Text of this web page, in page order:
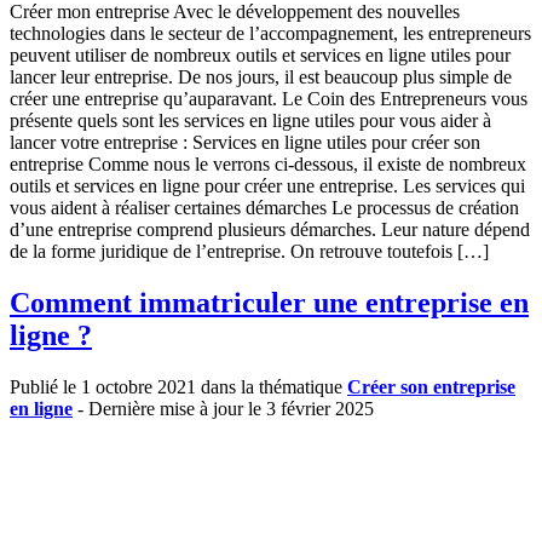
Créer mon entreprise Avec le développement des nouvelles
technologies dans le secteur de l’accompagnement, les entrepreneurs
peuvent utiliser de nombreux outils et services en ligne utiles pour
lancer leur entreprise. De nos jours, il est beaucoup plus simple de
créer une entreprise qu’auparavant. Le Coin des Entrepreneurs vous
présente quels sont les services en ligne utiles pour vous aider à
lancer votre entreprise : Services en ligne utiles pour créer son
entreprise Comme nous le verrons ci-dessous, il existe de nombreux
outils et services en ligne pour créer une entreprise. Les services qui
vous aident à réaliser certaines démarches Le processus de création
d’une entreprise comprend plusieurs démarches. Leur nature dépend
de la forme juridique de l’entreprise. On retrouve toutefois […]
Comment immatriculer une entreprise en
ligne ?
Publié le 1 octobre 2021 dans la thématique Créer son entreprise
en ligne - Dernière mise à jour le 3 février 2025